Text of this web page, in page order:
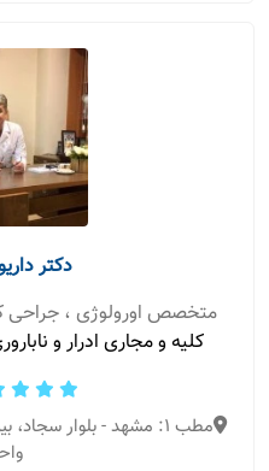
دکتر
متخصص اورولوژی ، جراحی
كلیه و مجاری ادرار و